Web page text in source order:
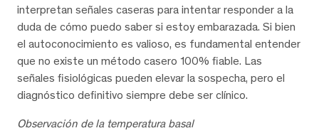
interpretan señales caseras para intentar responder a la
duda de cómo puedo saber si estoy embarazada. Si bien
el autoconocimiento es valioso, es fundamental entender
que no existe un método casero 100% fiable. Las
señales fisiológicas pueden elevar la sospecha, pero el
diagnóstico definitivo siempre debe ser clínico.
Observación de la temperatura basal